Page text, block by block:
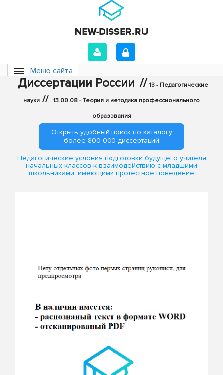
Меню сайта
Диссертации России // 13 - Педагогические
науки // 13.00.08 - Теория и методика профессионального
образования
Открыть удобный поиск по каталогу
более 800 000 диссертаций
Педагогические условия подготовки будущего учителя
начальных классов к взаимодействию с младшими
школьниками, имеющими протестное поведение